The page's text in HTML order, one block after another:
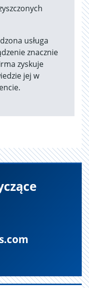
usługa
znacznie
zyskuje
jej w